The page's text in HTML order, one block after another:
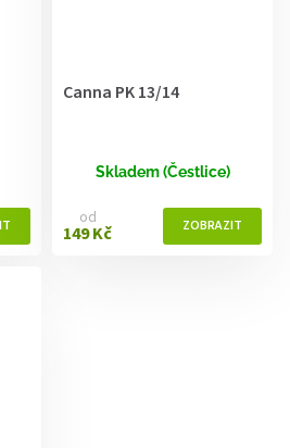
Canna PK 13/14
Skladem (Čestlice)
od
149 Kč